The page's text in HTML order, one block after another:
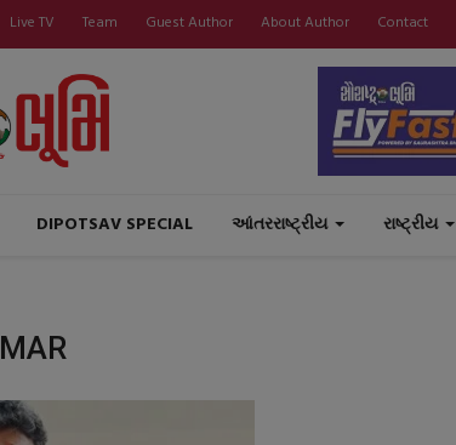
Live TV Team Guest Author About Author Contact
DIPOTSAV SPECIAL આંતરરાષ્ટ્રીય રાષ્ટ્રીય